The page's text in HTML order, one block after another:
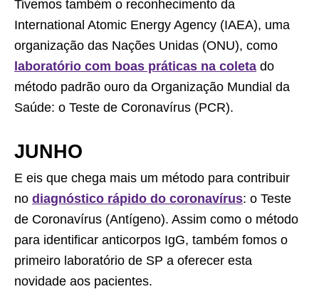
Tivemos também o reconhecimento da
International Atomic Energy Agency (IAEA), uma
organização das Nações Unidas (ONU), como
laboratório com boas práticas na coleta do
método padrão ouro da Organização Mundial da
Saúde: o Teste de Coronavírus (PCR).
JUNHO
E eis que chega mais um método para contribuir
no diagnóstico rápido do coronavírus: o Teste
de Coronavírus (Antígeno). Assim como o método
para identificar anticorpos IgG, também fomos o
primeiro laboratório de SP a oferecer esta
novidade aos pacientes.